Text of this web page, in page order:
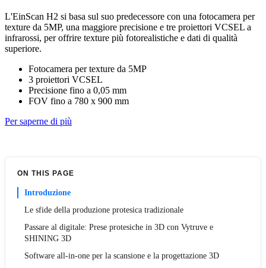
L'EinScan H2 si basa sul suo predecessore con una fotocamera per
texture da 5MP, una maggiore precisione e tre proiettori VCSEL a
infrarossi, per offrire texture più fotorealistiche e dati di qualità
superiore.
Fotocamera per texture da 5MP
3 proiettori VCSEL
Precisione fino a 0,05 mm
FOV fino a 780 x 900 mm
Per saperne di più
ON THIS PAGE
Introduzione
Le sfide della produzione protesica tradizionale
Passare al digitale: Prese protesiche in 3D con Vytruve e
SHINING 3D
Software all-in-one per la scansione e la progettazione 3D